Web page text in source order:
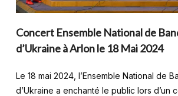
Concert Ensemble National de
d’Ukraine à Arlon le 18 Mai 2024
Le 18 mai 2024, l’Ensemble National de
d’Ukraine a enchanté le public lors d’un